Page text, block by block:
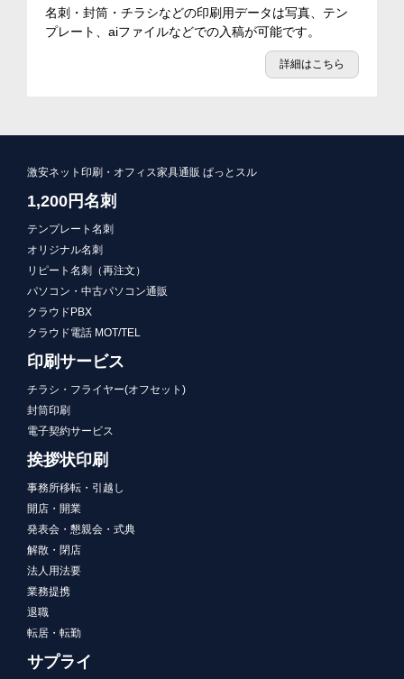
名刺・封筒・チラシなどの印刷用データは写真、テン
プレート、aiファイルなどでの入稿が可能です。
詳細はこちら
激安ネット印刷・オフィス家具通販 ぱっとスル
1,200円名刺
テンプレート名刺
オリジナル名刺
リピート名刺（再注文）
パソコン・中古パソコン通販
クラウドPBX
クラウド電話 MOT/TEL
印刷サービス
チラシ・フライヤー(オフセット)
封筒印刷
電子契約サービス
挨拶状印刷
事務所移転・引越し
開店・開業
発表会・懇親会・式典
解散・閉店
法人用法要
業務提携
退職
転居・転勤
サプライ